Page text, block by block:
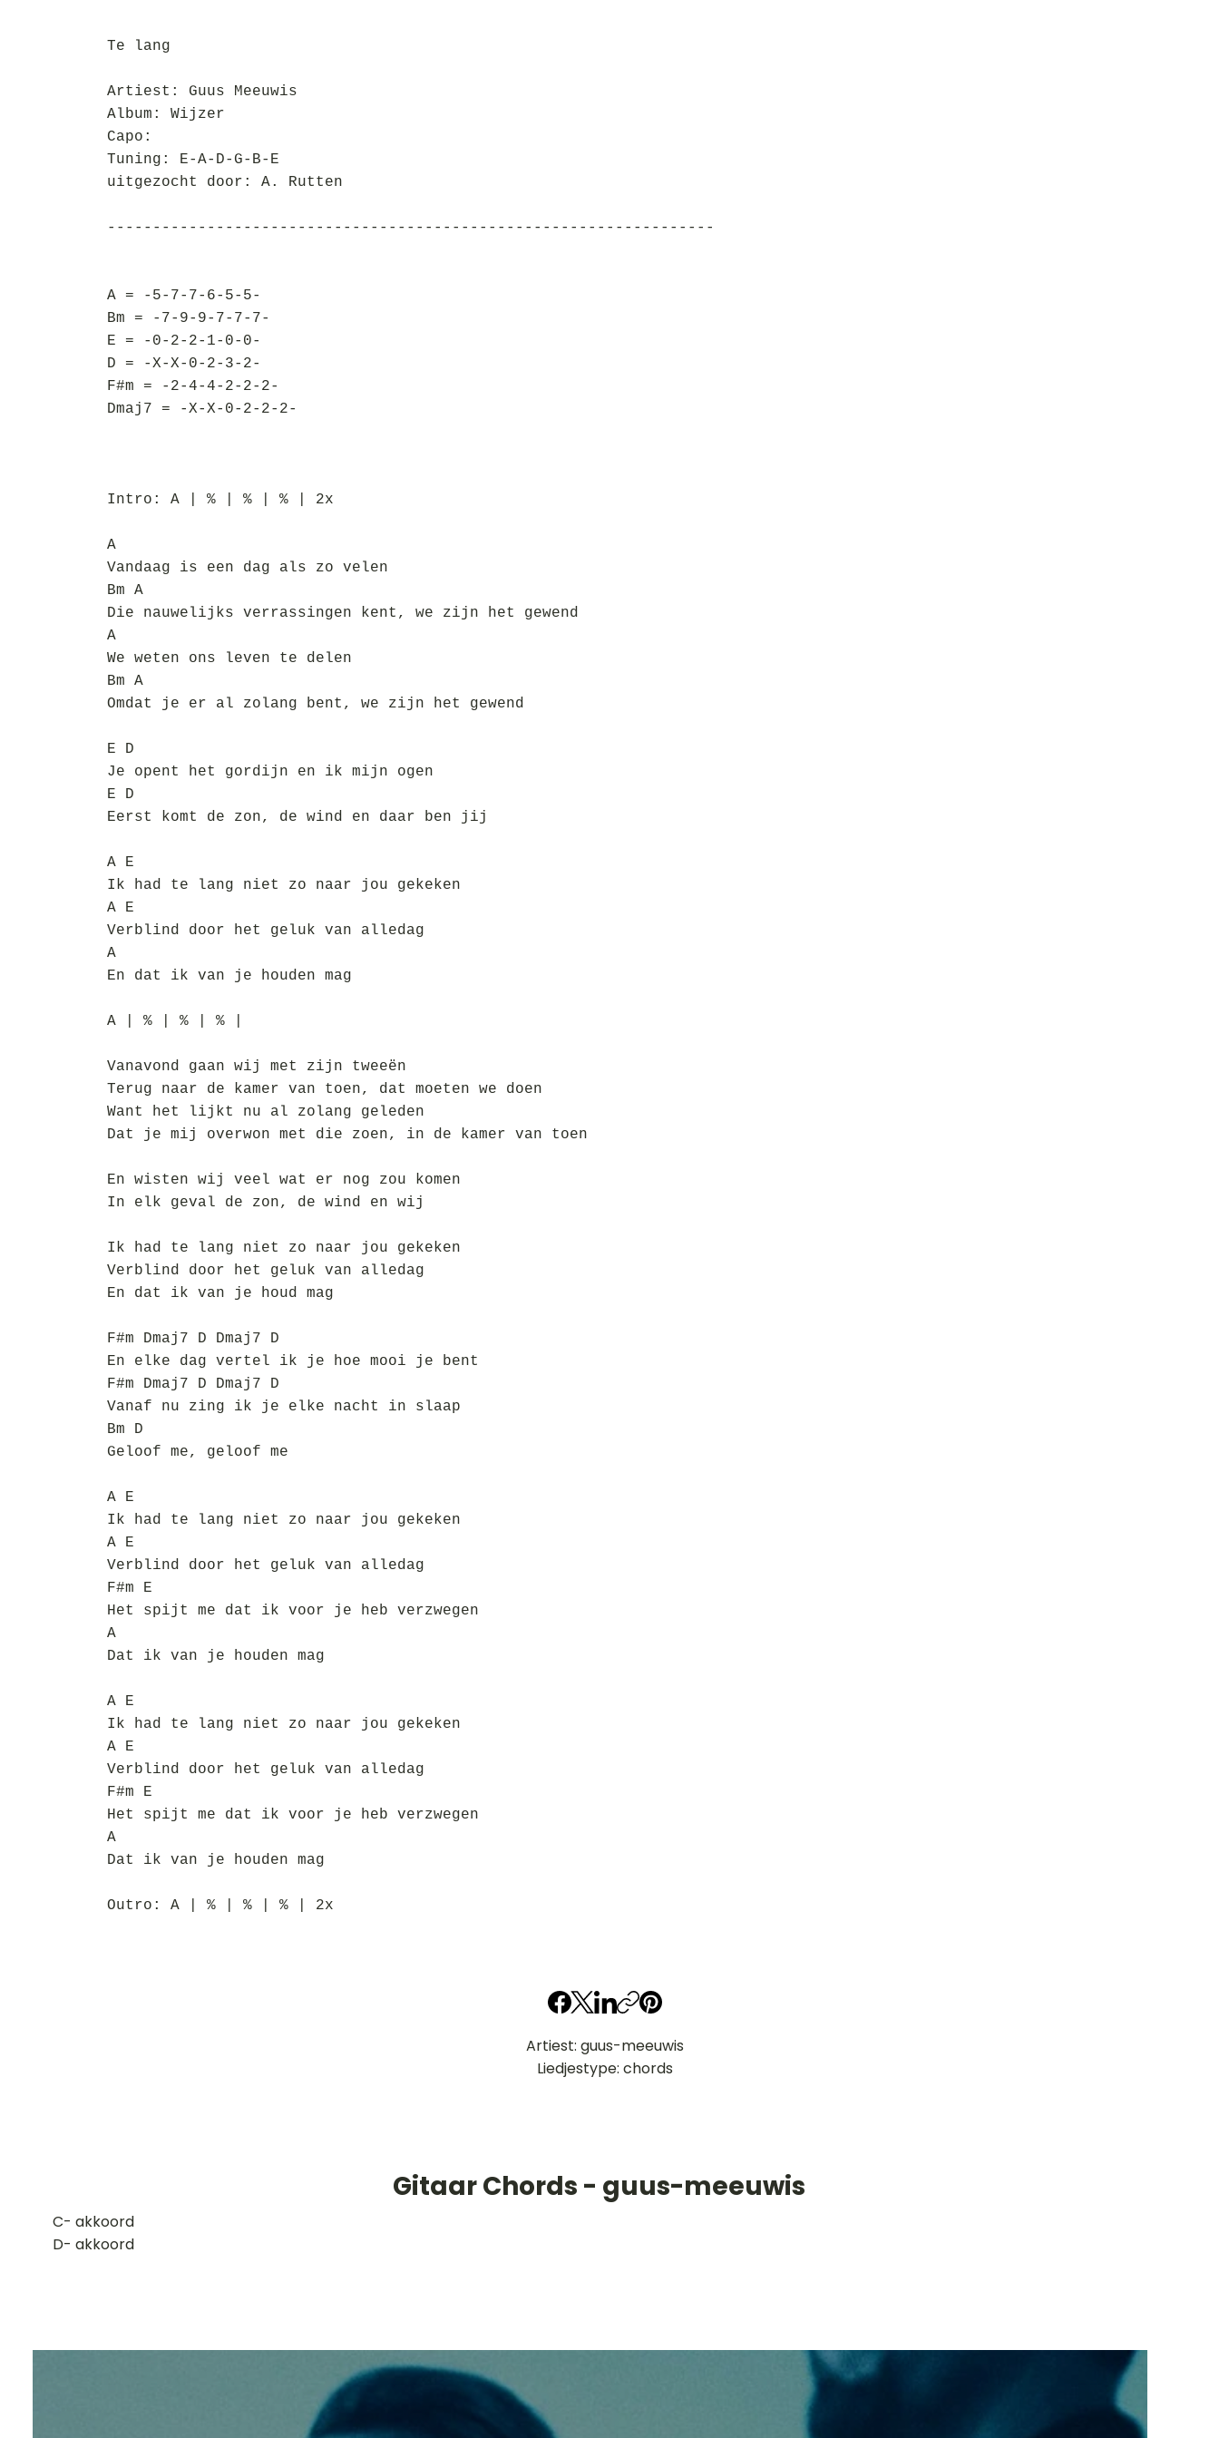
Te lang
Artiest: Guus Meeuwis
Album: Wijzer
Capo:
Tuning: E-A-D-G-B-E
uitgezocht door: A. Rutten
-------------------------------------------------------------------
A = -5-7-7-6-5-5-
Bm = -7-9-9-7-7-7-
E = -0-2-2-1-0-0-
D = -X-X-0-2-3-2-
F#m = -2-4-4-2-2-2-
Dmaj7 = -X-X-0-2-2-2-
Intro: A | % | % | % | 2x
A
Vandaag is een dag als zo velen
Bm A
Die nauwelijks verrassingen kent, we zijn het gewend
A
We weten ons leven te delen
Bm A
Omdat je er al zolang bent, we zijn het gewend
E D
Je opent het gordijn en ik mijn ogen
E D
Eerst komt de zon, de wind en daar ben jij
A E
Ik had te lang niet zo naar jou gekeken
A E
Verblind door het geluk van alledag
A
En dat ik van je houden mag
A | % | % | % |
Vanavond gaan wij met zijn tweeën
Terug naar de kamer van toen, dat moeten we doen
Want het lijkt nu al zolang geleden
Dat je mij overwon met die zoen, in de kamer van toen
En wisten wij veel wat er nog zou komen
In elk geval de zon, de wind en wij
Ik had te lang niet zo naar jou gekeken
Verblind door het geluk van alledag
En dat ik van je houd mag
F#m Dmaj7 D Dmaj7 D
En elke dag vertel ik je hoe mooi je bent
F#m Dmaj7 D Dmaj7 D
Vanaf nu zing ik je elke nacht in slaap
Bm D
Geloof me, geloof me
A E
Ik had te lang niet zo naar jou gekeken
A E
Verblind door het geluk van alledag
F#m E
Het spijt me dat ik voor je heb verzwegen
A
Dat ik van je houden mag
A E
Ik had te lang niet zo naar jou gekeken
A E
Verblind door het geluk van alledag
F#m E
Het spijt me dat ik voor je heb verzwegen
A
Dat ik van je houden mag
Outro: A | % | % | % | 2x
Artiest: guus-meeuwis
Liedjestype: chords
Gitaar Chords - guus-meeuwis
​C- akkoord
D- akkoord